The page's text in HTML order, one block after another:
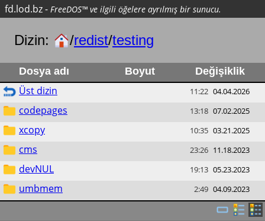
fd.lod.bz- FreeDOS™ ve ilgili öğelere ayrılmış bir sunucu.
Dizin: /redist/testing
Dosya adı Boyut Değişiklik
Üst dizin 11:22 04.04.2026
codepages 13:18 07.02.2025
xcopy 10:35 03.21.2025
cms 23:26 11.18.2023
devNUL 19:13 05.23.2023
umbmem 2:49 04.09.2023